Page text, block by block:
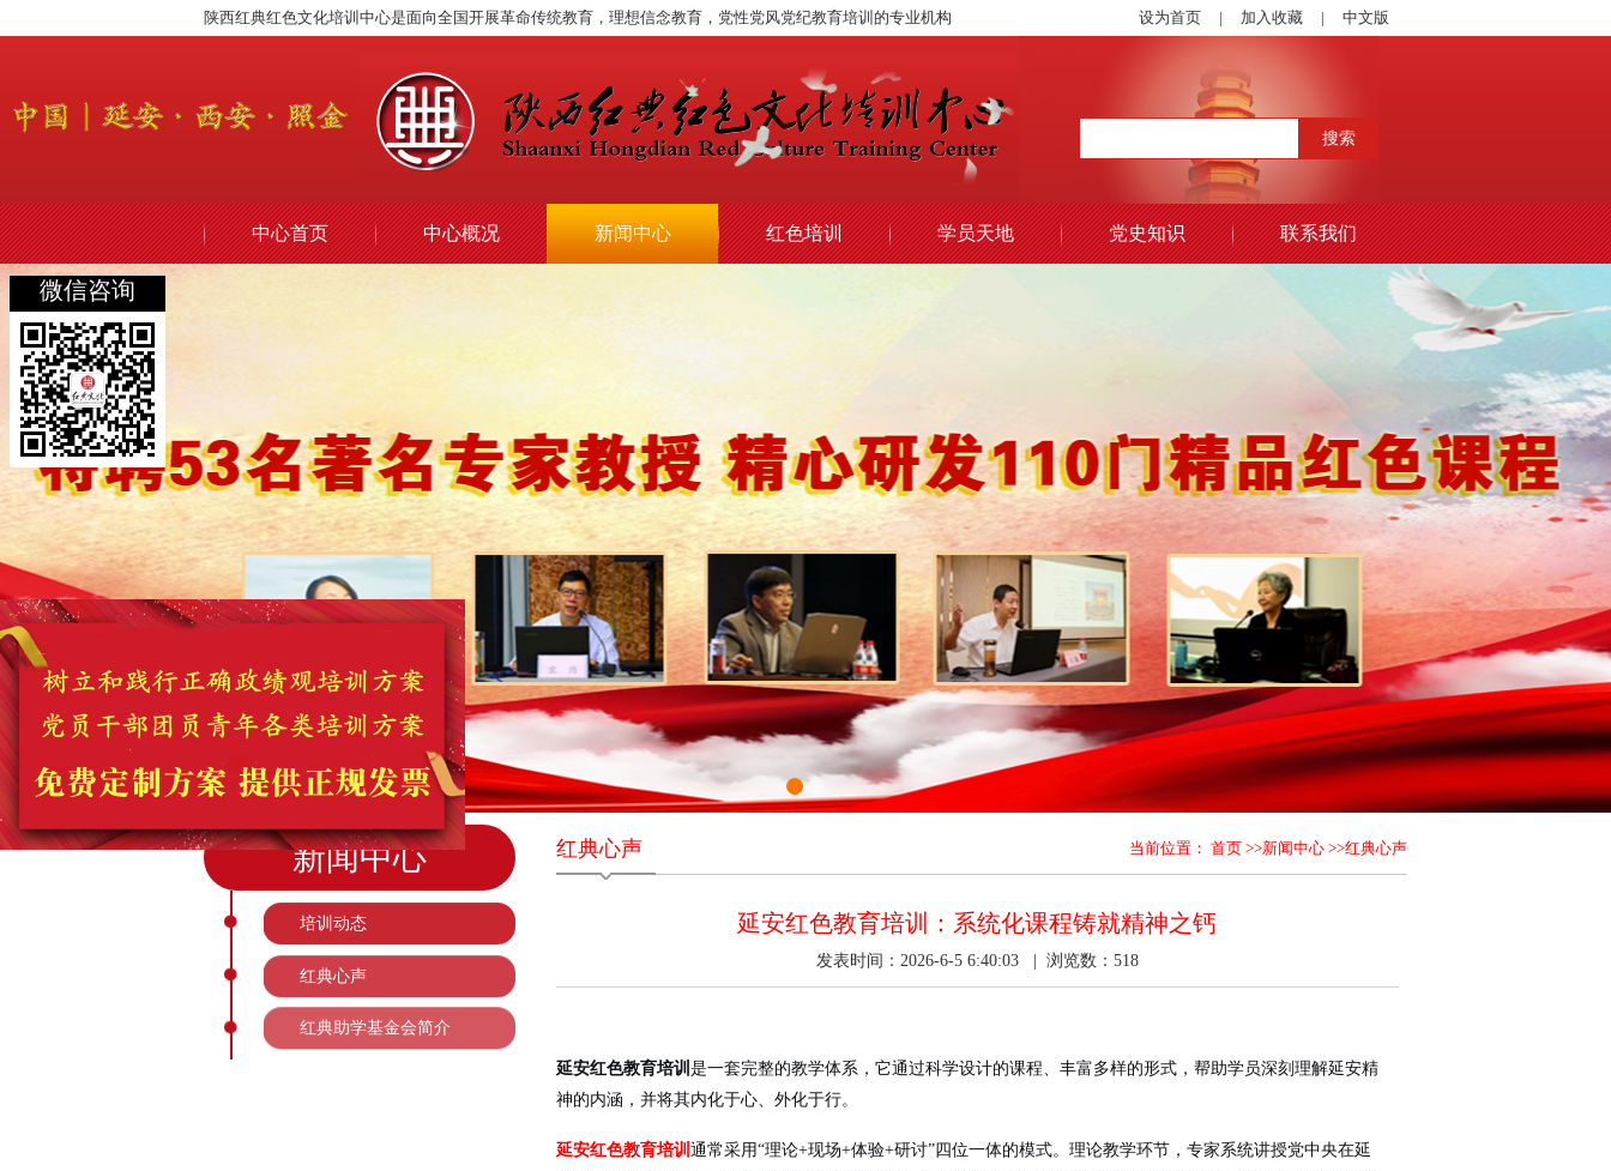
陕西红典红色文化培训中心是面向全国开展革命传统教育，理想信念教育，党性党风党纪教育培训的专业机构 设为首页 | 加入收藏 | 中文版
中心首页 中心概况 新闻中心 红色培训 学员天地 党史知识 联系我们
新闻中心
培训动态
红典心声
红典助学基金会简介
红典心声 当前位置： 首页 >>新闻中心 >>红典心声
延安红色教育培训：系统化课程铸就精神之钙
发表时间：2026-6-5 6:40:03 | 浏览数： 518
延安红色教育培训 是一套完整的教学体系，它通过科学设计的课程、丰富多样的形式，帮助学员深刻理解延安精
神的内涵，并将其内化于心、外化于行。
延安红色教育培训 通常采用“理论+现场+体验+研讨”四位一体的模式。理论教学环节，专家系统讲授党中央在延
微信咨询